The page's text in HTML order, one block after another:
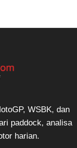
WSBK, dan
paddock, analisa
harian.